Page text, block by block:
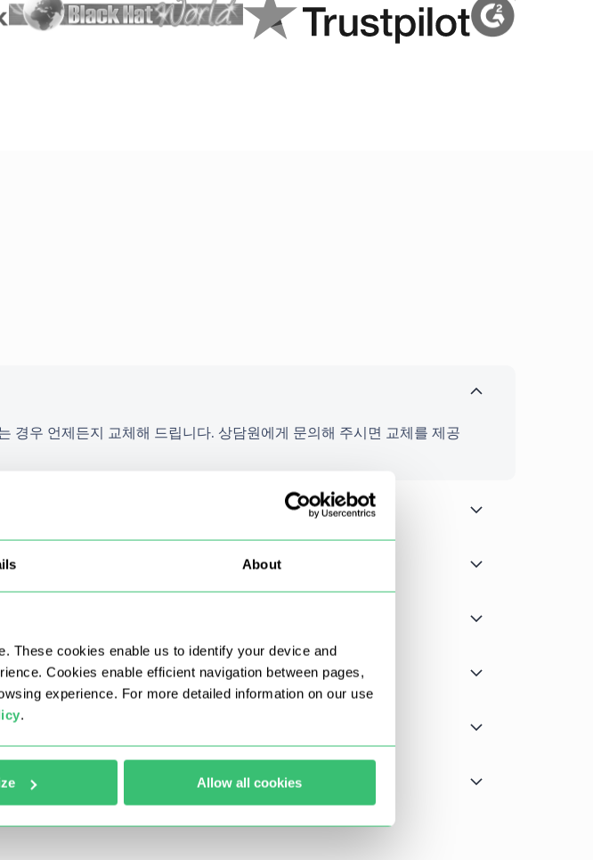
About
These cookies enable us to identify your device and
Cookies enable efficient navigation between pages,
experience. For more detailed information on our use
.
Allow all cookies
경우 언제든지 교체해 드립니다. 상담원에게 문의해 주시면 교체를 제공